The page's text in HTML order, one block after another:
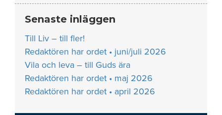
Senaste inläggen
Till Liv – till fler!
Redaktören har ordet • juni/juli 2026
Vila och leva – till Guds ära
Redaktören har ordet • maj 2026
Redaktören har ordet • april 2026